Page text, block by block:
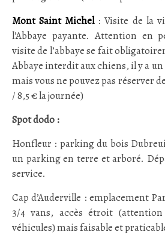
Mont Saint Michel: Visite de la
l’Abbaye payante. Attention en
visite de l’abbaye se fait
Abbaye interdit aux chiens, il y a
mais vous ne pouvez pas réserver
/ 8,5 € la journée)
Spot dodo :
Honfleur : parking du bois
un parking en terre et arboré.
service.
Cap d’Auderville : emplacement
3/4 vans, accès étroit
véhicules) mais faisable et